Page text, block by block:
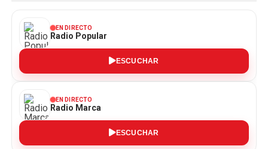
EN DIRECTO
Radio Popular
ESCUCHAR
EN DIRECTO
Radio Marca
ESCUCHAR